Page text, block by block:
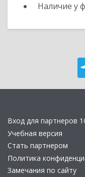
Наличие у
Вход для партнеров
Учебная версия
Стать партнером
Политика
Замечания по сайту